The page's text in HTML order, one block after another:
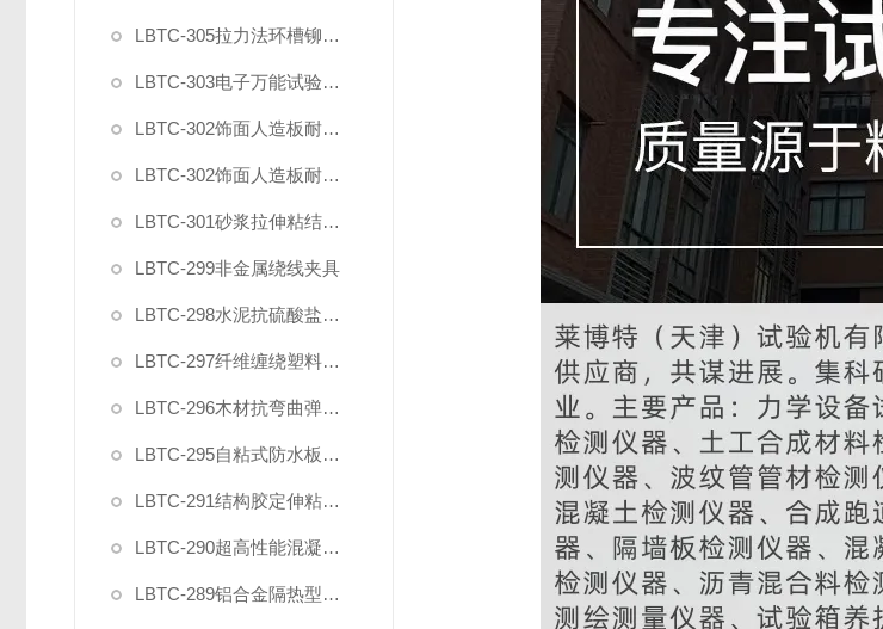
LBTC-305拉力法环槽铆钉连接副拉脱试验夹具
LBTC-303电子万能试验机薄膜气动夹具
LBTC-302饰面人造板耐开裂钻孔夹具
LBTC-302饰面人造板耐开裂固定夹具
LBTC-301砂浆拉伸粘结强度用下夹具
LBTC-299非金属绕线夹具
LBTC-298水泥抗硫酸盐侵蚀抗折夹具
LBTC-297纤维缠绕塑料环形试样拉力盘装置
LBTC-296木材抗弯曲弹性模量强度试验夹具
LBTC-295自粘式防水板粘接性能试验装置
LBTC-291结构胶定伸粘结性夹具
LBTC-290超高性能混凝土轴向抗拉夹具
LBTC-289铝合金隔热型材抗剪夹具